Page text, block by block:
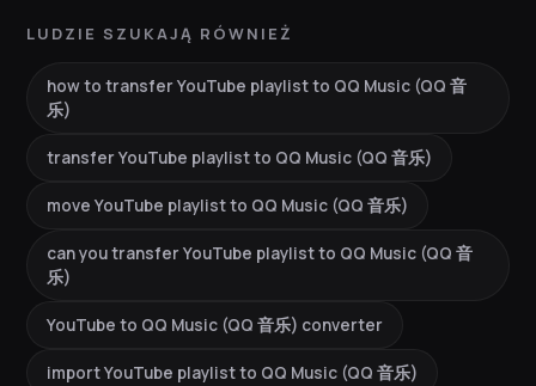
LUDZIE SZUKAJĄ RÓWNIEŻ
how to transfer YouTube playlist to QQ Music (QQ 音
乐)
transfer YouTube playlist to QQ Music (QQ 音乐)
move YouTube playlist to QQ Music (QQ 音乐)
can you transfer YouTube playlist to QQ Music (QQ 音
乐)
YouTube to QQ Music (QQ 音乐) converter
import YouTube playlist to QQ Music (QQ 音乐)